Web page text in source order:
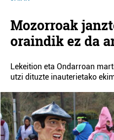
Mozorroak
oraindik ez da
Lekeition eta Ondarroan
utzi dituzte inauterietako